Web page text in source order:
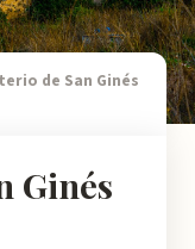
de San Ginés
Ginés